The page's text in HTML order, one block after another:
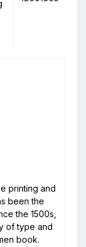
printing and
been the
the 1500s,
of type and
book.